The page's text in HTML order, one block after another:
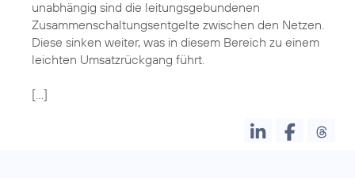
unabhängig sind die leitungsgebundenen
Zusammenschaltungsentgelte zwischen den Netzen.
Diese sinken weiter, was in diesem Bereich zu einem
leichten Umsatzrückgang führt.
[…]